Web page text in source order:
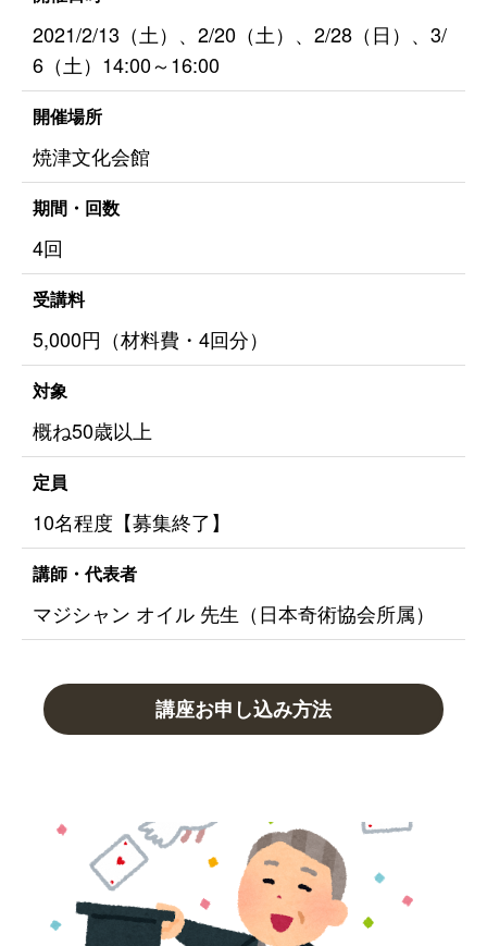
2021/2/13（土）、2/20（土）、2/28（日）、3/
6（土）14:00～16:00
開催場所
焼津文化会館
期間・回数
4回
受講料
5,000円（材料費・4回分）
対象
概ね50歳以上
定員
10名程度【募集終了】
講師・代表者
マジシャン オイル 先生（日本奇術協会所属）
講座お申し込み方法